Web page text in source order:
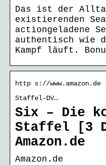
Das ist der
existierenden
actiongeladene
authentisch wie
Kampf läuft.
http s://
Staffel-DV…
Six – Die
Staffel [3
Amazon.de
Amazon.de